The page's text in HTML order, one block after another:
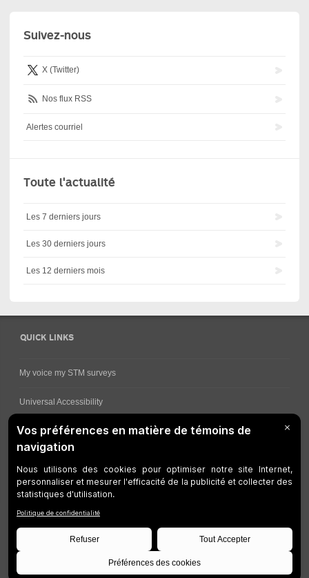
Suivez-nous
X (Twitter)
Nos flux RSS
Alertes courriel
Toute l'actualité
Les 7 derniers jours
Les 30 derniers jours
Les 12 derniers mois
QUICK LINKS
My voice my STM surveys
Universal Accessibility
Ways for viewing bus schedules
Customer service
©STM1997-2026
Web Accessibility
Who can consult this page?
Site Plan